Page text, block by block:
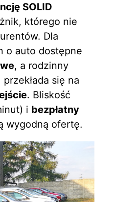
SOLID
którego nie
Dla
o auto dostępne
, a rodzinny
się na
. Bliskość
i bezpłatny
wygodną ofertę.